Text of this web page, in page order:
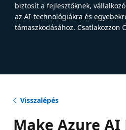
biztosít a fejlesztőknek,
az AI-technológiákra és
támaszkodásához. Csatlakozzon
Visszalépés
Make Azure AI